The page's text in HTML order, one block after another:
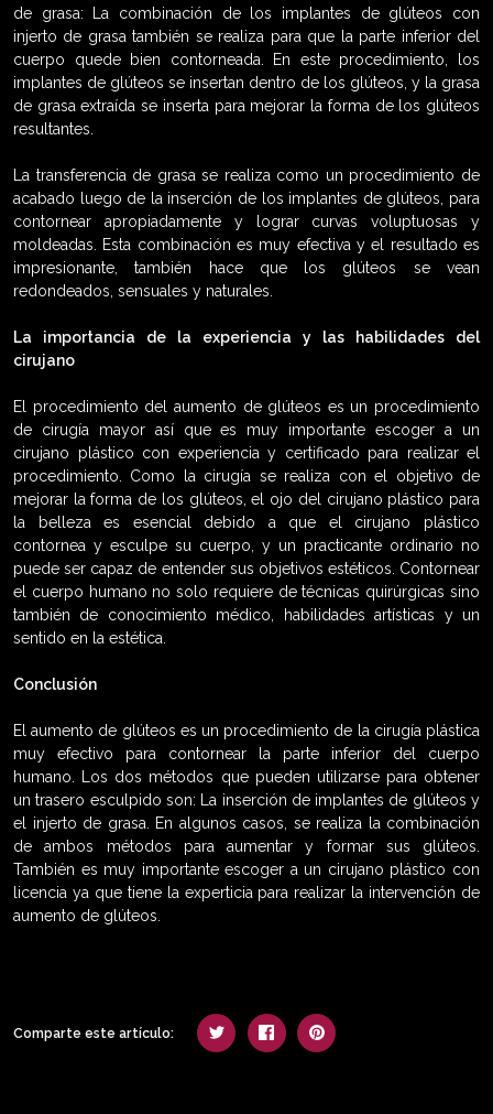
de grasa: La combinación de los implantes de glúteos con
injerto de grasa también se realiza para que la parte inferior del
cuerpo quede bien contorneada. En este procedimiento, los
implantes de glúteos se insertan dentro de los glúteos, y la grasa
de grasa extraída se inserta para mejorar la forma de los glúteos
resultantes.
La transferencia de grasa se realiza como un procedimiento de
acabado luego de la inserción de los implantes de glúteos, para
contornear apropiadamente y lograr curvas voluptuosas y
moldeadas. Esta combinación es muy efectiva y el resultado es
impresionante, también hace que los glúteos se vean
redondeados, sensuales y naturales.
La importancia de la experiencia y las habilidades del
cirujano
El procedimiento del aumento de glúteos es un procedimiento
de cirugía mayor así que es muy importante escoger a un
cirujano plástico con experiencia y certificado para realizar el
procedimiento. Como la cirugía se realiza con el objetivo de
mejorar la forma de los glúteos, el ojo del cirujano plástico para
la belleza es esencial debido a que el cirujano plástico
contornea y esculpe su cuerpo, y un practicante ordinario no
puede ser capaz de entender sus objetivos estéticos. Contornear
el cuerpo humano no solo requiere de técnicas quirúrgicas sino
también de conocimiento médico, habilidades artísticas y un
sentido en la estética.
Conclusión
El aumento de glúteos es un procedimiento de la cirugía plástica
muy efectivo para contornear la parte inferior del cuerpo
humano. Los dos métodos que pueden utilizarse para obtener
un trasero esculpido son: La inserción de implantes de glúteos y
el injerto de grasa. En algunos casos, se realiza la combinación
de ambos métodos para aumentar y formar sus glúteos.
También es muy importante escoger a un cirujano plástico con
licencia ya que tiene la experticia para realizar la intervención de
aumento de glúteos.
Comparte este artículo: